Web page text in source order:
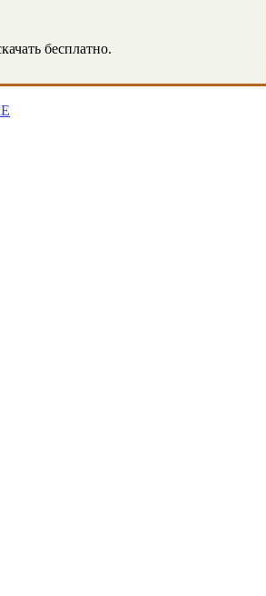
бесплатно.